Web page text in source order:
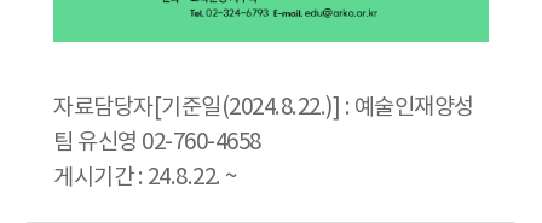
자료담당자[기준일(2024.8.22.)] : 예술인재양성
팀 유신영 02-760-4658
게시기간 : 24.8.22. ~